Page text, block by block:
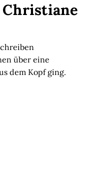
über eine
dem Kopf ging.